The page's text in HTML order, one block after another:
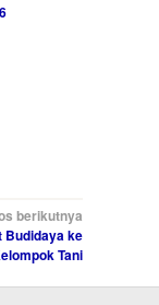
berikutnya
Budidaya ke
Tani